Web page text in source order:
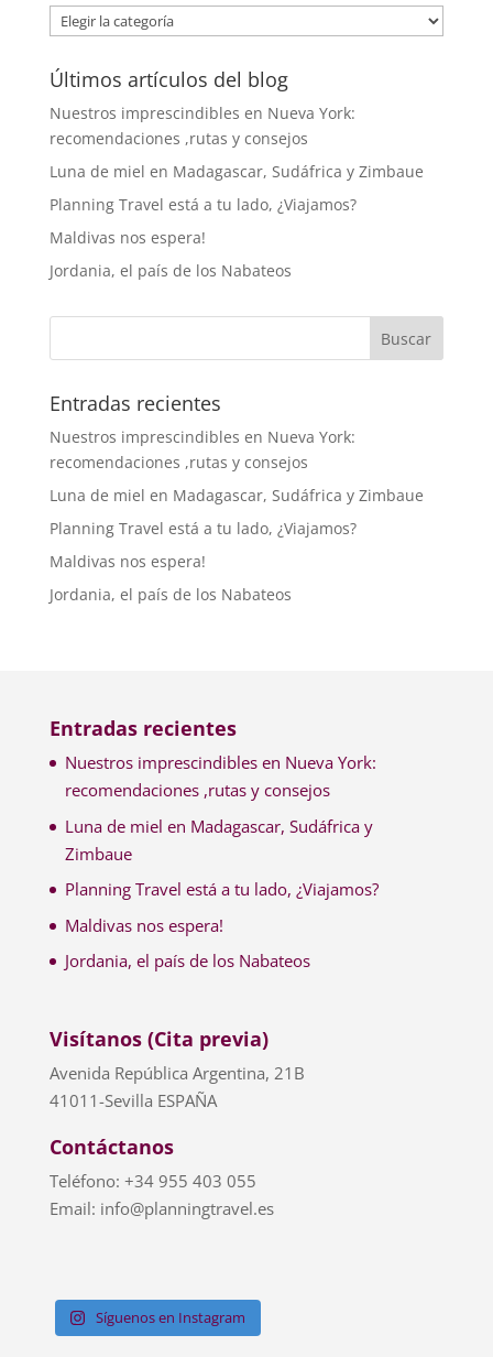
Categorías
Últimos artículos del blog
Nuestros imprescindibles en Nueva York:
recomendaciones ,rutas y consejos
Luna de miel en Madagascar, Sudáfrica y Zimbaue
Planning Travel está a tu lado, ¿Viajamos?
Maldivas nos espera!
Jordania, el país de los Nabateos
Entradas recientes
Nuestros imprescindibles en Nueva York:
recomendaciones ,rutas y consejos
Luna de miel en Madagascar, Sudáfrica y Zimbaue
Planning Travel está a tu lado, ¿Viajamos?
Maldivas nos espera!
Jordania, el país de los Nabateos
Entradas recientes
Nuestros imprescindibles en Nueva York:
recomendaciones ,rutas y consejos
Luna de miel en Madagascar, Sudáfrica y
Zimbaue
Planning Travel está a tu lado, ¿Viajamos?
Maldivas nos espera!
Jordania, el país de los Nabateos
Visítanos (Cita previa)
Avenida República Argentina, 21B
41011-Sevilla ESPAÑA
Contáctanos
Teléfono: +34 955 403 055
Email: info@planningtravel.es
Síguenos en Instagram